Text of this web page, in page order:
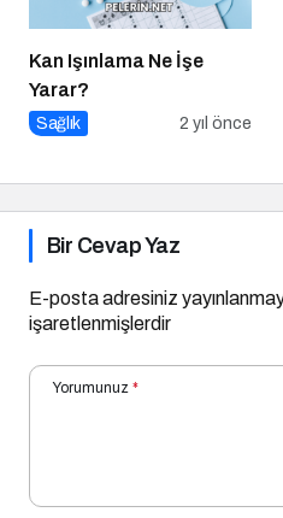
Kan Işınlama Ne İşe
Yarar?
Sağlık
Bir Cevap Yaz
işaretlenmişlerdir
Yorumunuz*